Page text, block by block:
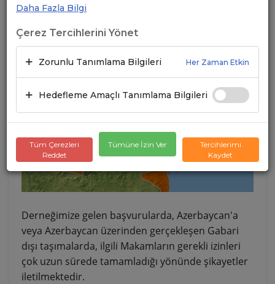
FORMU
Derneğimize gelen başvurularda, Azerbaycan'a
veya Azerbaycan üzerinden gerçekleşen Gabari
dışı taşımalarda, ilgili Makamların gerekli izinleri
çok uzun sürede tamamladığı yönünde şikayetler
iletilmektedir.
Daha Fazla Bilgi
Çerez Tercihlerini Yönet
Zorunlu Tanımlama Bilgileri Her Zaman Etkin
Hedefleme Amaçlı Tanımlama Bilgileri
Tüm Çerezleri
Reddet
Tümüne İzin Ver
Tercihlerimi
Kaydet